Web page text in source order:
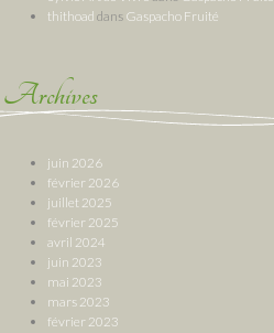
thithoad dans Gaspacho Fruité
Archives
juin 2026
février 2026
juillet 2025
février 2025
avril 2024
juin 2023
mai 2023
mars 2023
février 2023